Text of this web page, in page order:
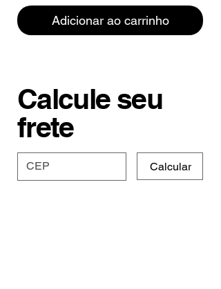
Adicionar ao carrinho
Calcule seu
frete
Calcular